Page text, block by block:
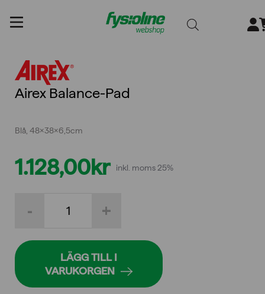
innehållet
Airex Balance-Pad
Blå, 48x38x6,5cm
1.128,00kr inkl. moms 25%
+
-
LÄGG TILL I
VARUKORGEN